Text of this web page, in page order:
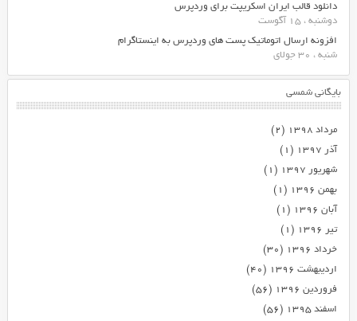
دانلود قالب ایران اسکریپت برای وردپرس
دوشنبه ، 15 آگوست
افزونه ارسال اتوماتیک پست های وردپرس به اینستاگرام
شنبه ، 30 جولای
بایگانی شمسی
مرداد ۱۳۹۸
(۲)
آذر ۱۳۹۷
(۱)
شهریور ۱۳۹۷
(۱)
بهمن ۱۳۹۶
(۱)
آبان ۱۳۹۶
(۱)
تیر ۱۳۹۶
(۱)
خرداد ۱۳۹۶
(۳۰)
اردیبهشت ۱۳۹۶
(۴۰)
فروردین ۱۳۹۶
(۵۶)
اسفند ۱۳۹۵
(۵۶)